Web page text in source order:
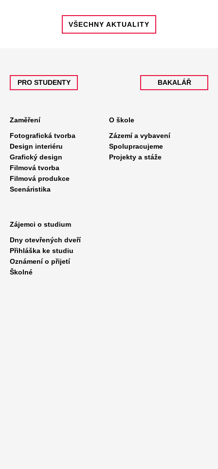
VŠECHNY AKTUALITY
PRO STUDENTY BAKALÁŘ
Zaměření
Fotografická tvorba
Design interiéru
Grafický design
Filmová tvorba
Filmová produkce
Scenáristika
O škole
Zázemí a vybavení
Spolupracujeme
Projekty a stáže
Zájemci o studium
Dny otevřených dveří
Přihláška ke studiu
Oznámení o přijetí
Školné